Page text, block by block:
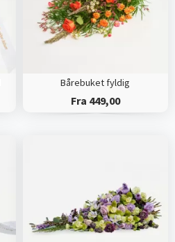
Bårebuket fyldig
Fra 449,00